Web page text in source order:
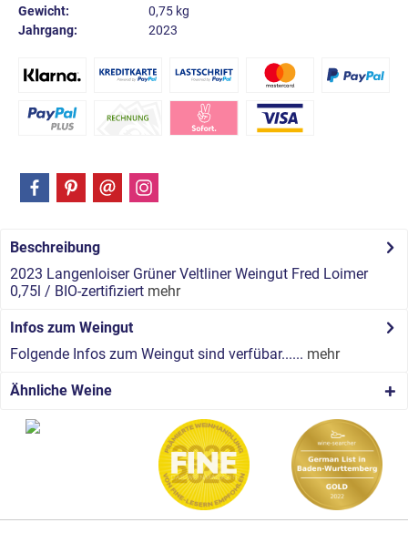
Gewicht:
0,75 kg
Jahrgang:
2023
Beschreibung
2023 Langenloiser Grüner Veltliner Weingut Fred Loimer
0,75l / BIO-zertifiziert mehr
Infos zum Weingut
Folgende Infos zum Weingut sind verfübar...... mehr
Ähnliche Weine